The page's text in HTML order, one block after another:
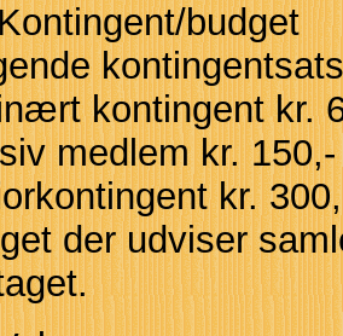
budget
kontingent kr.
medlem kr.
kr.
der udviser